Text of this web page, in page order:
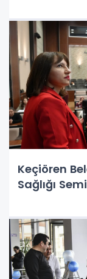
Keçiören
Sağlığı